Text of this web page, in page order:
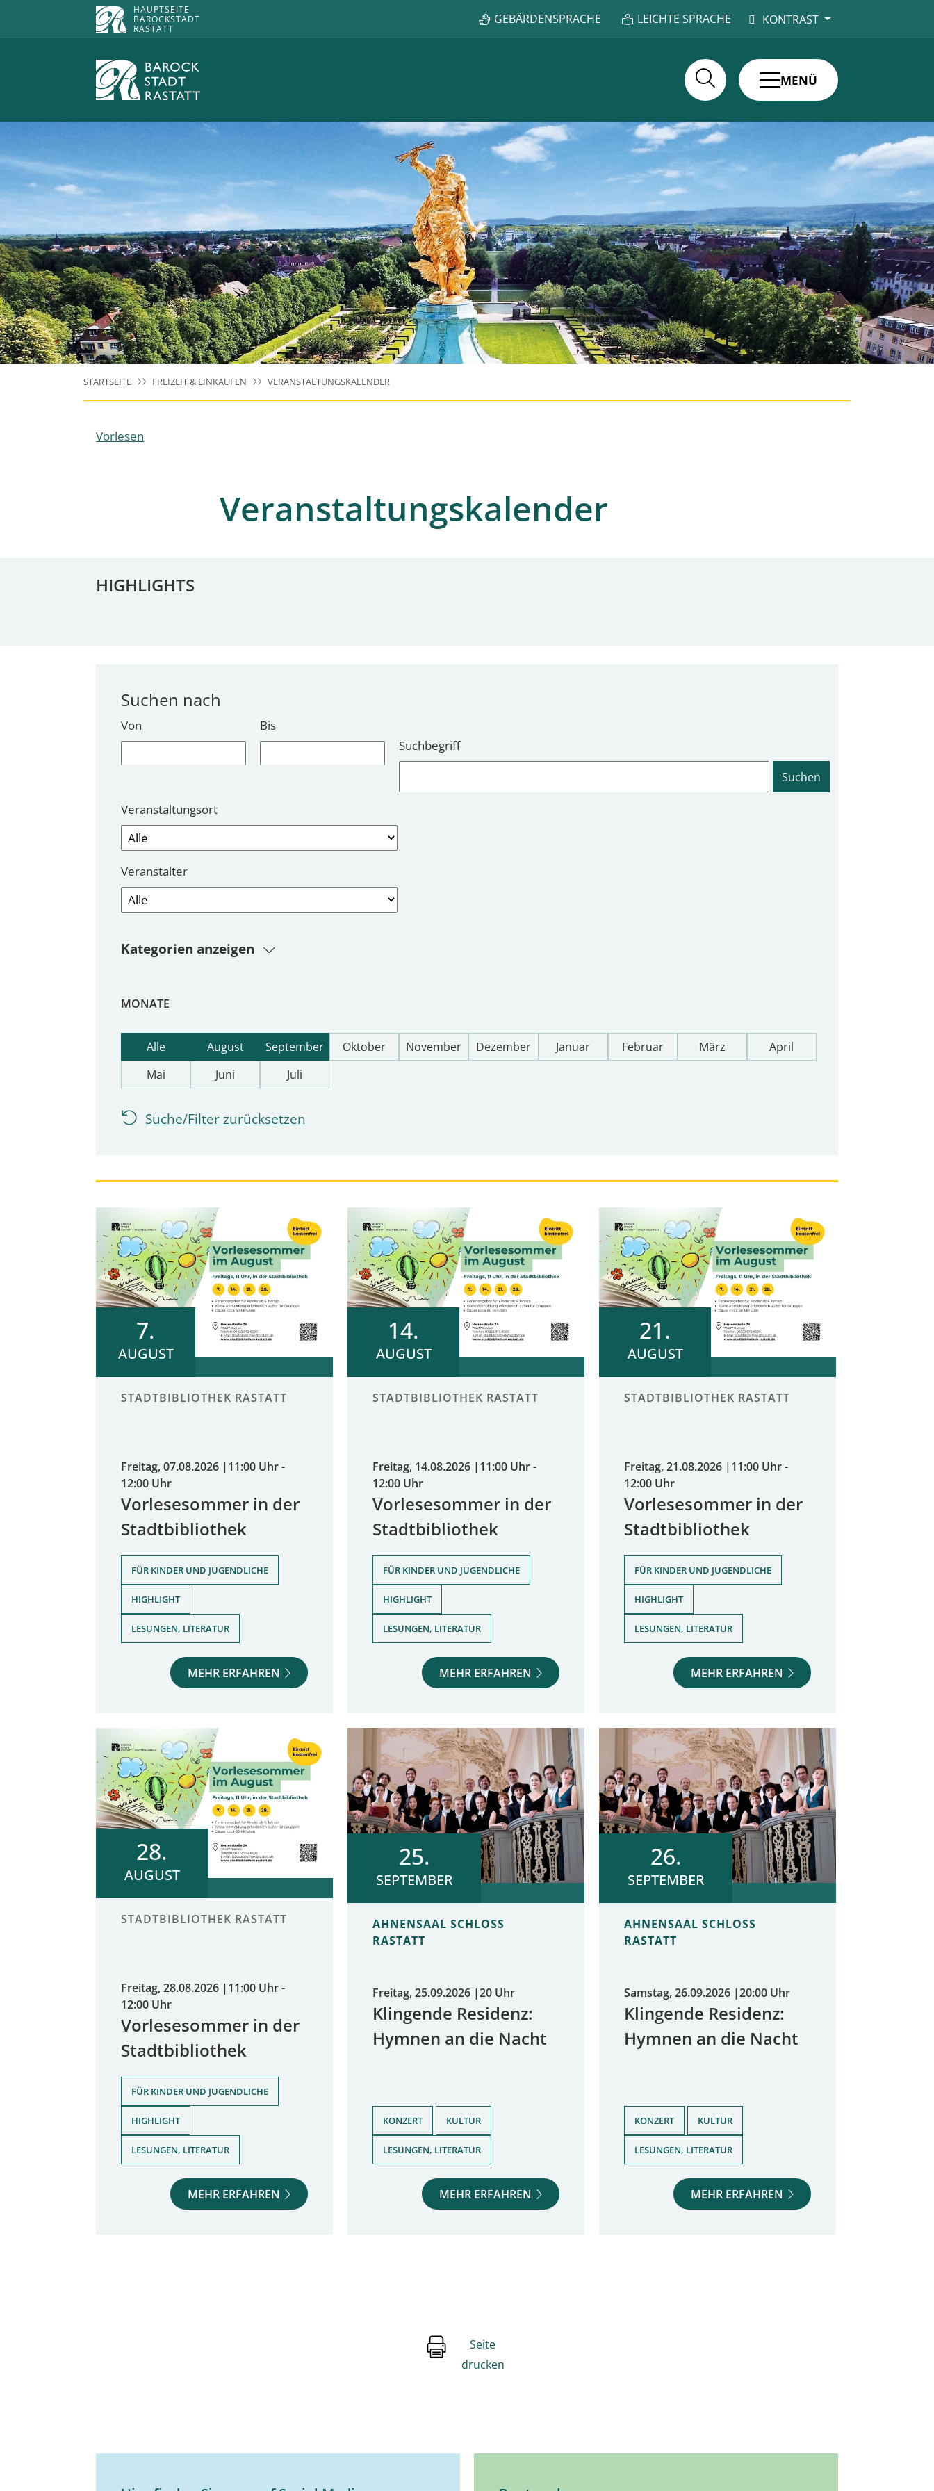
HAUPTSEITE
BAROCKSTADT
RASTATT
GEBÄRDENSPRACHE LEICHTE SPRACHE KONTRAST
MENÜ
STARTSEITE FREIZEIT & EINKAUFEN VERANSTALTUNGSKALENDER
Vorlesen
Veranstaltungskalender
HIGHLIGHTS
Von Bis
Suchen nach
Suchbegriff
Veranstaltungsort
Veranstalter
Kategorien anzeigen
MONATE
Alle August September Oktober November Dezember Januar Februar März
April
Mai
Juni Juli
Suche/Filter zurücksetzen
7.
AUGUST
STADTBIBLIOTHEK RASTATT
Freitag, 07.08.2026 | 11:00 Uhr -
12:00 Uhr
Vorlesesommer in der
Stadtbibliothek
FÜR KINDER UND JUGENDLICHE
HIGHLIGHT
LESUNGEN, LITERATUR
MEHR ERFAHREN
14.
AUGUST
STADTBIBLIOTHEK RASTATT
Freitag, 14.08.2026 | 11:00 Uhr -
12:00 Uhr
Vorlesesommer in der
Stadtbibliothek
FÜR KINDER UND JUGENDLICHE
HIGHLIGHT
LESUNGEN, LITERATUR
MEHR ERFAHREN
21.
AUGUST
STADTBIBLIOTHEK RASTATT
Freitag, 21.08.2026 | 11:00 Uhr -
12:00 Uhr
Vorlesesommer in der
Stadtbibliothek
FÜR KINDER UND JUGENDLICHE
HIGHLIGHT
LESUNGEN, LITERATUR
MEHR ERFAHREN
28.
AUGUST
STADTBIBLIOTHEK RASTATT
Freitag, 28.08.2026 | 11:00 Uhr -
12:00 Uhr
Vorlesesommer in der
Stadtbibliothek
FÜR KINDER UND JUGENDLICHE
HIGHLIGHT
LESUNGEN, LITERATUR
MEHR ERFAHREN
25.
SEPTEMBER
AHNENSAAL SCHLOSS
RASTATT
Freitag, 25.09.2026 |20 Uhr
Klingende Residenz:
Hymnen an die Nacht
KONZERT KULTUR
LESUNGEN, LITERATUR
MEHR ERFAHREN
26.
SEPTEMBER
AHNENSAAL SCHLOSS
RASTATT
Samstag, 26.09.2026 |20:00 Uhr
Klingende Residenz:
Hymnen an die Nacht
KONZERT KULTUR
LESUNGEN, LITERATUR
MEHR ERFAHREN
Seite
drucken